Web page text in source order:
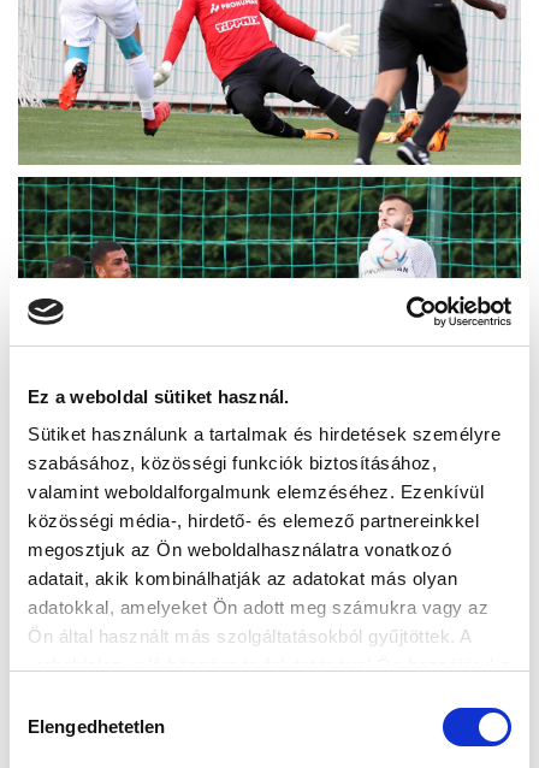
Ez a weboldal sütiket használ.
Sütiket használunk a tartalmak és hirdetések személyre
szabásához, közösségi funkciók biztosításához,
valamint weboldalforgalmunk elemzéséhez. Ezenkívül
közösségi média-, hirdető- és elemező partnereinkkel
megosztjuk az Ön weboldalhasználatra vonatkozó
adatait, akik kombinálhatják az adatokat más olyan
adatokkal, amelyeket Ön adott meg számukra vagy az
Ön által használt más szolgáltatásokból gyűjtöttek. A
kiválasztása
Elengedhetetlen